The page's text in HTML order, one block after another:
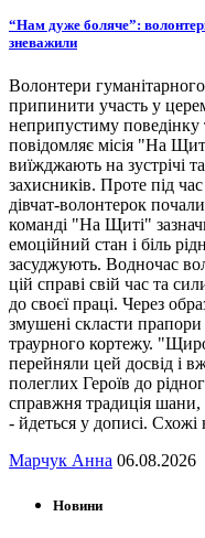
“Нам дуже боляче”:
зневажили
Волонтери
припинити участь у
неприпустиму поведінку
повідомляє місія "На
виїжджають на зустрічі
захисників. Проте під
дівчат-волонтерок
команді "На Щиті"
емоційний стан і біль
засуджують. Водночас
цій справі свій час та
до своєї праці. Через
змушені скласти
траурного кортежу.
перейняли цей досвід і
полеглих Героїв до
справжня традиція
- йдеться у дописі.
Марчук Анна 06.08.2026
Новини